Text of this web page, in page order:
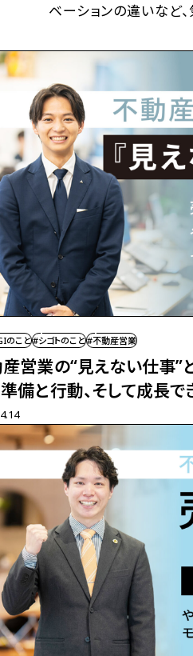
ベーションの違いなど
のこと#シゴトのこと#不動産営業
営業の“見えない仕事”
備と行動、そして成長で